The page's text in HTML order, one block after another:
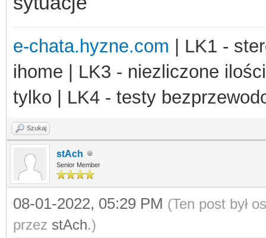
e-chata.hyzne.com | LK1 -
ihome | LK3 - niezliczone
tylko | LK4 - testy
Szukaj
stAch
Senior Member
08-01-2022, 05:29 PM (Ten post był
przez stAch.)